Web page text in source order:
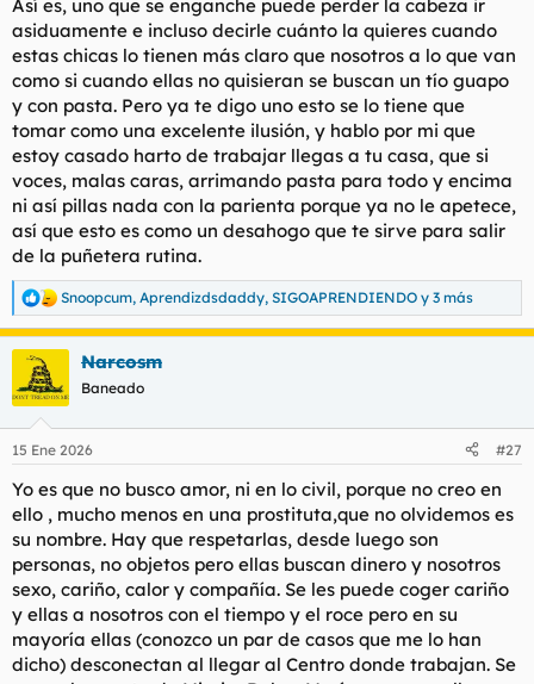
Así es, uno que se enganche puede perder la cabeza ir
asiduamente e incluso decirle cuánto la quieres cuando
estas chicas lo tienen más claro que nosotros a lo que van
como si cuando ellas no quisieran se buscan un tío guapo
y con pasta. Pero ya te digo uno esto se lo tiene que
tomar como una excelente ilusión, y hablo por mi que
estoy casado harto de trabajar llegas a tu casa, que si
voces, malas caras, arrimando pasta para todo y encima
ni así pillas nada con la parienta porque ya no le apetece,
así que esto es como un desahogo que te sirve para salir
de la puñetera rutina.
R
e
a
c
i
e
:
Snoopcum, Aprendizdsdaddy, SIGOAPRENDIENDO y 3 más
Narcosm
Baneado
15 Ene 2026 #27
Yo es que no busco amor, ni en lo civil, porque no creo en
ello , mucho menos en una prostituta,que no olvidemos es
su nombre. Hay que respetarlas, desde luego son
personas, no objetos pero ellas buscan dinero y nosotros
sexo, cariño, calor y compañía. Se les puede coger cariño
y ellas a nosotros con el tiempo y el roce pero en su
mayoría ellas (conozco un par de casos que me lo han
dicho) desconectan al llegar al Centro donde trabajan. Se